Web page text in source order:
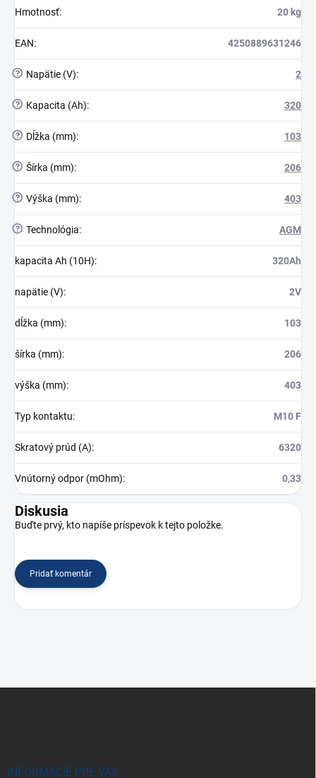
Hmotnosť: 20 kg
EAN: 4250889631246
? Napätie (V): 2
? Kapacita (Ah): 320
? Dĺžka (mm): 103
? Šírka (mm): 206
? Výška (mm): 403
? Technológia: AGM
kapacita Ah (10H): 320Ah
napätie (V): 2V
dĺžka (mm): 103
šírka (mm): 206
výška (mm): 403
Typ kontaktu: M10 F
Skratový prúd (A): 6320
Vnútorný odpor (mOhm): 0,33
Diskusia
Buďte prvý, kto napíše príspevok k tejto položke.
Pridať komentár
INFORMÁCIE PRE VÁS